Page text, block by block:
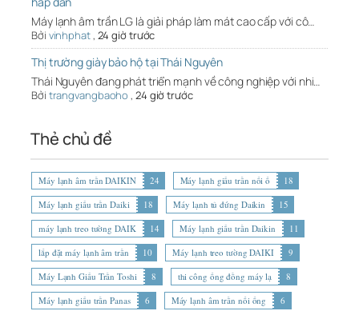
Máy lạnh âm trần LG là giải pháp làm mát cao cấp với cô…
Bởi vinhphat, 24 giờ trước
Thị trường giày bảo hộ tại Thái Nguyên
Thái Nguyên đang phát triển mạnh về công nghiệp với nhi…
Bởi trangvangbaoho , 24 giờ trước
Thẻ chủ đề
Máy lạnh âm trần DAIKIN 24 Máy lạnh giấu trần nối ố
18
Máy lạnh giấu trần Daiki
18 Máy lạnh tủ đứng Daikin
15
máy lạnh treo tường DAIK
14 Máy lạnh giấu trần Daikin
11
lắp đặt máy lạnh âm trần
10 Máy lạnh treo tường DAIKI
9
Máy Lạnh Giấu Trần Toshi
8 thi công ống đồng máy lạ
8
Máy lạnh giấu trần Panas
6 Máy lạnh âm trần nối ống 6